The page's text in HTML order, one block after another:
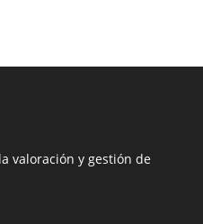
valoración y gestión de